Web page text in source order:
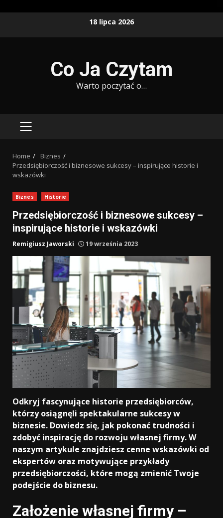
18 lipca 2026
Co Ja Czytam
Warto poczytać o…
PRIMARY
Home
Biznes
Przedsiębiorczość i biznesowe sukcesy – inspirujące historie i
wskazówki
Biznes Historie
Przedsiębiorczość i biznesowe sukcesy –
inspirujące historie i wskazówki
Remigiusz Jaworski 19 września 2023
Odkryj fascynujące historie przedsiębiorców,
którzy osiągnęli spektakularne sukcesy w
biznesie. Dowiedz się, jak pokonać trudności i
zdobyć inspirację do rozwoju własnej firmy. W
naszym artykule znajdziesz cenne wskazówki od
ekspertów oraz motywujące przykłady
przedsiębiorczości, które mogą zmienić Twoje
podejście do biznesu.
Założenie własnej firmy –